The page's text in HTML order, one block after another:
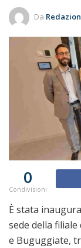
Da
0
Condivisioni
È stata
sede della
e Buguggiate,